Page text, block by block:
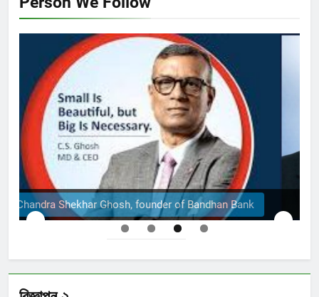
The Structural Engineers Ltd | Dhaka